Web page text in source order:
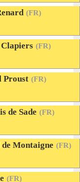
(FR)
(FR)
Proust (FR)
de Sade (FR)
Montaigne (FR)
(FR)